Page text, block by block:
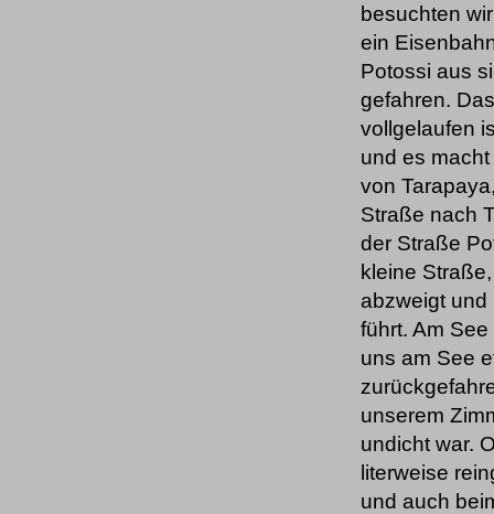
besuchten
ein
Potossi aus
gefahren.
vollgelaufen
und es
von
Straße nach
der Straße
kleine
abzweigt und
führt. Am
uns am See
unserem
undicht war.
literweise
und auch